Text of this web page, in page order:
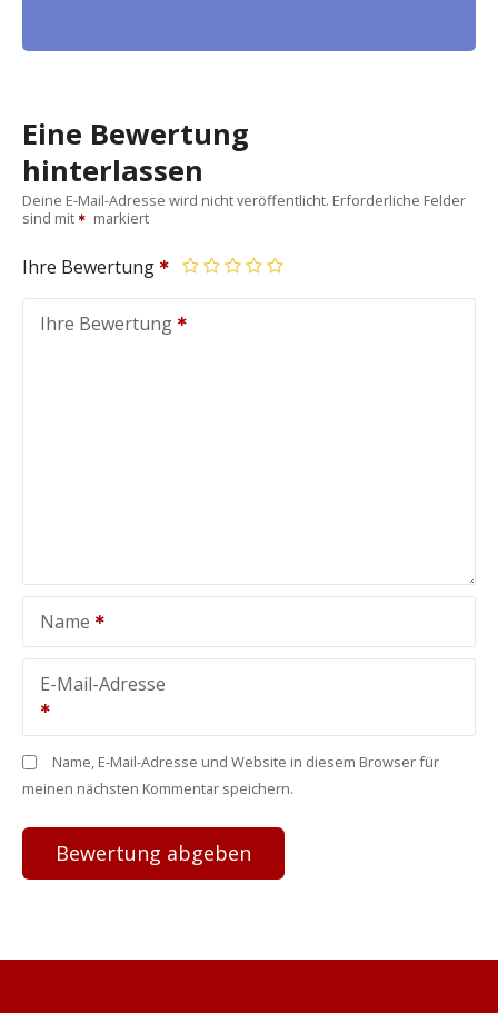
Eine Bewertung
hinterlassen
Deine E-Mail-Adresse wird nicht veröffentlicht. Erforderliche Felder
sind mit
markiert
Ihre Bewertung
Ihre Bewertung
Name
E-Mail-Adresse
Name, E-Mail-Adresse und Website in diesem Browser für
meinen nächsten Kommentar speichern.